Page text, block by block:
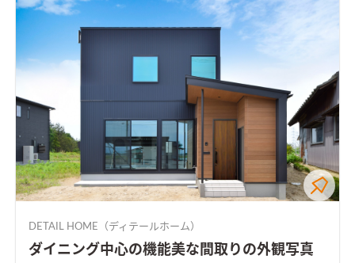
DETAIL HOME（ディテールホーム）
ダイニング中心の機能美な間取りの外観写真